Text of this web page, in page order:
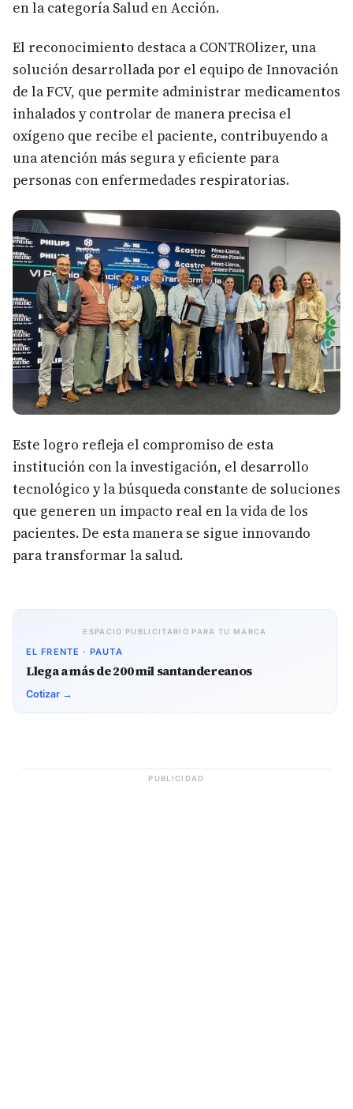
en la categoría Salud en Acción.
El reconocimiento destaca a CONTROlizer, una
solución desarrollada por el equipo de Innovación
de la FCV, que permite administrar medicamentos
inhalados y controlar de manera precisa el
oxígeno que recibe el paciente, contribuyendo a
una atención más segura y eficiente para
personas con enfermedades respiratorias.
Este logro refleja el compromiso de esta
institución con la investigación, el desarrollo
tecnológico y la búsqueda constante de soluciones
que generen un impacto real en la vida de los
pacientes. De esta manera se sigue innovando
para transformar la salud.
ESPACIO PUBLICITARIO PARA TU MARCA
EL FRENTE · PAUTA
Llega a más de 200 mil santandereanos
Cotizar →
PUBLICIDAD